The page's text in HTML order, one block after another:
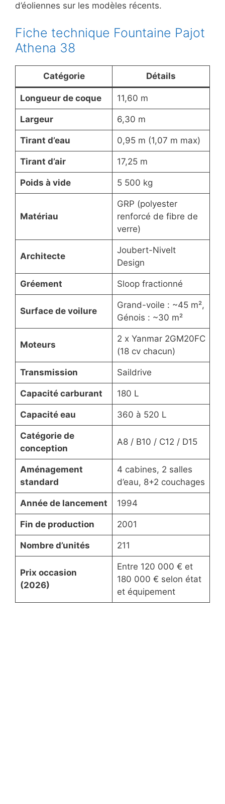
d’éoliennes sur les modèles récents.
Fiche technique Fountaine Pajot
Athena 38
Catégorie Détails
Longueur de coque 11,60 m
Largeur 6,30 m
Tirant d’eau 0,95 m (1,07 m max)
Tirant d’air 17,25 m
Poids à vide 5 500 kg
Matériau
GRP (polyester
renforcé de fibre de
verre)
Architecte
Joubert-Nivelt
Design
Gréement Sloop fractionné
Surface de voilure
Grand-voile : ~45 m²,
Génois : ~30 m²
Moteurs
2 x Yanmar 2GM20FC
(18 cv chacun)
Transmission Saildrive
Capacité carburant 180 L
Capacité eau 360 à 520 L
Catégorie de
conception
A8 / B10 / C12 / D15
Aménagement
standard
4 cabines, 2 salles
d’eau, 8+2 couchages
Année de lancement 1994
Fin de production 2001
Nombre d’unités 211
Prix occasion
(2026)
Entre 120 000 € et
180 000 € selon état
et équipement